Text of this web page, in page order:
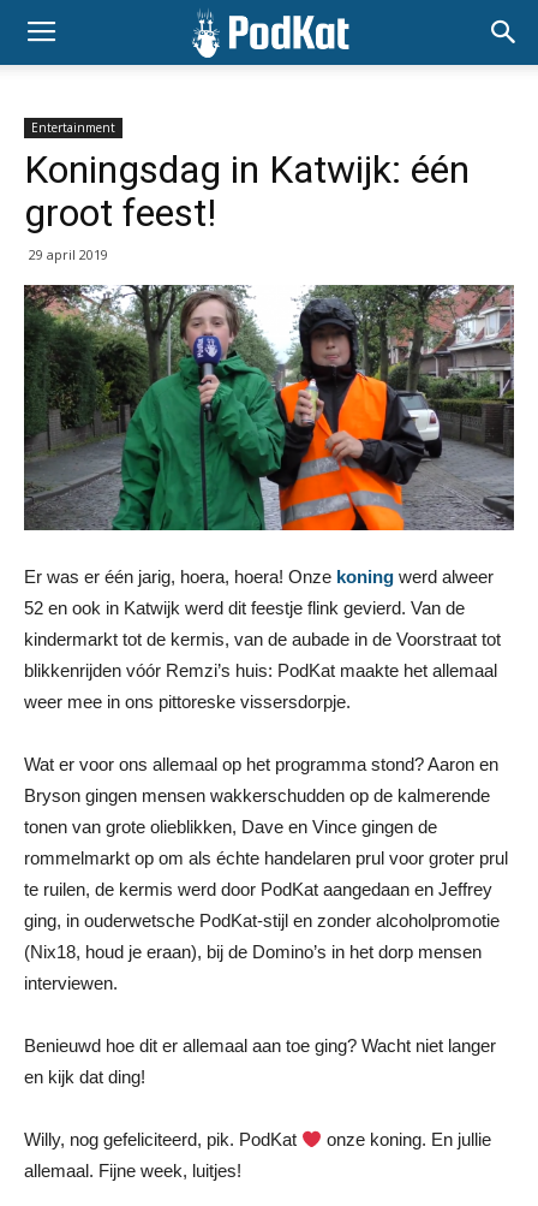
Entertainment
Koningsdag in Katwijk: één
groot feest!
29 april 2019
Er was er één jarig, hoera, hoera! Onze koning werd alweer
52 en ook in Katwijk werd dit feestje flink gevierd. Van de
kindermarkt tot de kermis, van de aubade in de Voorstraat tot
blikkenrijden vóór Remzi’s huis: PodKat maakte het allemaal
weer mee in ons pittoreske vissersdorpje.
Wat er voor ons allemaal op het programma stond? Aaron en
Bryson gingen mensen wakkerschudden op de kalmerende
tonen van grote olieblikken, Dave en Vince gingen de
rommelmarkt op om als échte handelaren prul voor groter prul
te ruilen, de kermis werd door PodKat aangedaan en Jeffrey
ging, in ouderwetsche PodKat-stijl en zonder alcoholpromotie
(Nix18, houd je eraan), bij de Domino’s in het dorp mensen
interviewen.
Benieuwd hoe dit er allemaal aan toe ging? Wacht niet langer
en kijk dat ding!
Willy, nog gefeliciteerd, pik. PodKat
onze koning. En jullie
allemaal. Fijne week, luitjes!